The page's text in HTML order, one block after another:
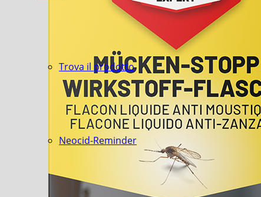
Trova il prodotto
Neocid-Reminder